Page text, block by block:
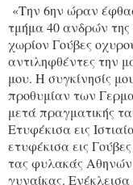
«Την 6ην ώραν
τμήμα 40 ανδρών
χωρίον Γούβες
αντιληφθέντες την
μου. Η συγκίνησίς
προθυμίαν των
μετά πραγματικής
Ετυφέκισα εις
ετυφέκισα εις
τας φυλακάς Αθηνών
γυναίκας.